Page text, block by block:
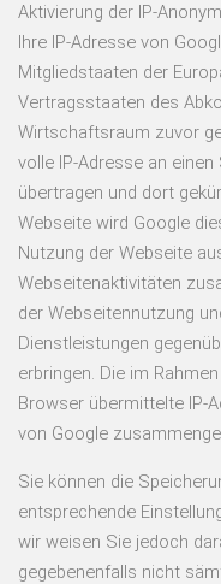
Aktivierung der IP-
Ihre IP-Adresse von
Mitgliedstaaten der
Vertragsstaaten des
Wirtschaftsraum zuvor
volle IP-Adresse an
übertragen und dort
Webseite wird Google
Nutzung der Webseite
Webseitenaktivitäten
der Webseitennutzung
Dienstleistungen
erbringen. Die im
Browser übermittelte IP-
von Google
Sie können die
entsprechende
wir weisen Sie jedoch
gegebenenfalls nicht